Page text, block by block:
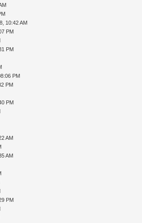
10:42 AM
PM
PM
PM
PM
PM
AM
AM
PM